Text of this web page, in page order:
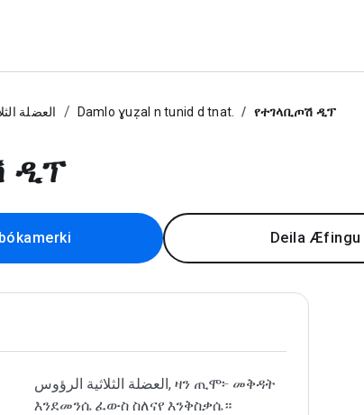
العضلة Damlo ɣuẓal n tunid d tnat. የተገላቢጦሽ ዲፕ
ዲፕ
Deila Æfingu
العضلة الثلاثية الرؤوس, ዛን ጢሞ፦ መቅዳት
እንደመንሴ ፈውስ ስለናየ እንቅስቃሴ።